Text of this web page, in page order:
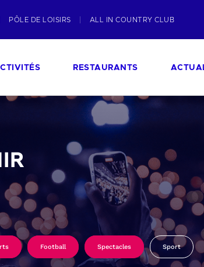
PÔLE DE LOISIRS ALL IN COUNTRY CLUB
RESTAURANTS
Football Spectacles Sport